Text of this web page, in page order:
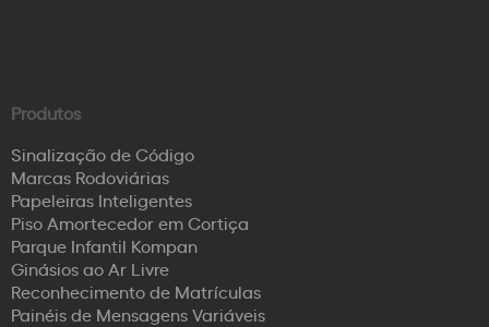
Produtos
Sinalização de Código
Marcas Rodoviárias
Papeleiras Inteligentes
Piso Amortecedor em Cortiça
Parque Infantil Kompan
Ginásios ao Ar Livre
Reconhecimento de Matrículas
Painéis de Mensagens Variáveis